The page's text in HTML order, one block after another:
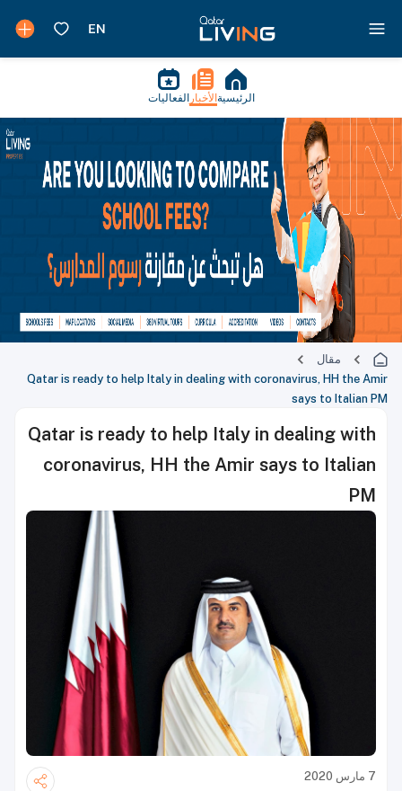
الرئيسية الأخبار الفعاليات
مقال
Qatar is ready to help Italy in dealing with coronavirus, HH the Amir
says to Italian PM
Qatar is ready to help Italy in dealing with
coronavirus, HH the Amir says to Italian
PM
7 مارس 2020